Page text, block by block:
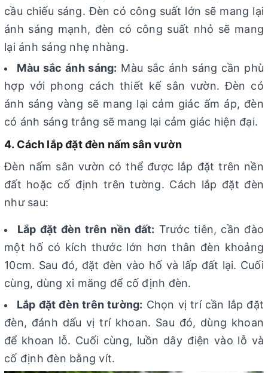
cầu chiếu sáng. Đèn có công suất lớn sẽ mang lại
ánh sáng mạnh, đèn có công suất nhỏ sẽ mang
lại ánh sáng nhẹ nhàng.
Màu sắc ánh sáng: Màu sắc ánh sáng cần phù
hợp với phong cách thiết kế sân vườn. Đèn có
ánh sáng vàng sẽ mang lại cảm giác ấm áp, đèn
có ánh sáng trắng sẽ mang lại cảm giác hiện đại.
4. Cách lắp đặt đèn nấm sân vườn
Đèn nấm sân vườn có thể được lắp đặt trên nền
đất hoặc cố định trên tường. Cách lắp đặt đèn
như sau:
Lắp đặt đèn trên nền đất: Trước tiên, cần đào
một hố có kích thước lớn hơn thân đèn khoảng
10cm. Sau đó, đặt đèn vào hố và lấp đất lại. Cuối
cùng, dùng xi măng để cố định đèn.
Lắp đặt đèn trên tường: Chọn vị trí cần lắp đặt
đèn, đánh dấu vị trí khoan. Sau đó, dùng khoan
để khoan lỗ. Cuối cùng, luồn dây điện vào lỗ và
cố định đèn bằng vít.